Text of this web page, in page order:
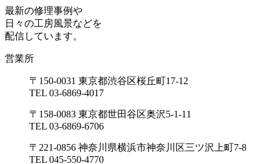
最新の修理事例や
日々の工房風景などを
配信しています。
営業所
〒150-0031 東京都渋谷区桜丘町17-12
TEL 03-6869-4017
〒158-0083 東京都世田谷区奥沢5-1-11
TEL 03-6869-6706
〒221-0856 神奈川県横浜市神奈川区三ツ沢上町7-8
TEL 045-550-4770